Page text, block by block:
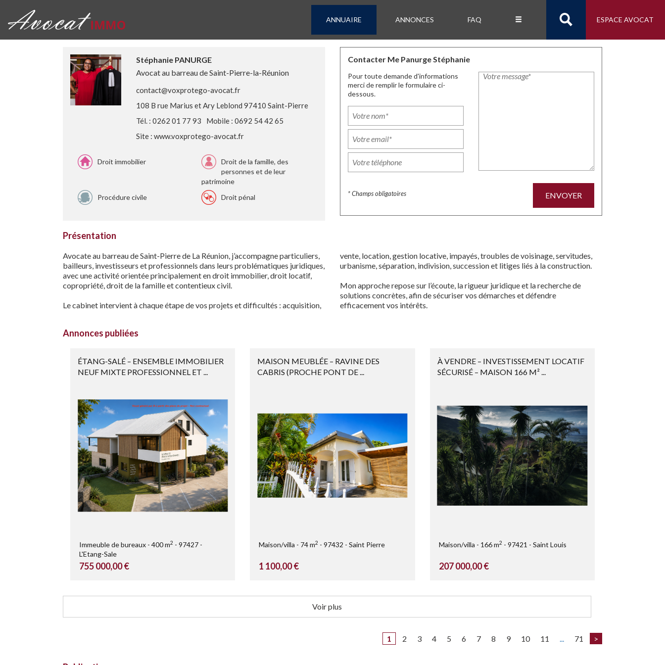
ANNUAIRE ANNONCES FAQ ESPACE AVOCAT
Stéphanie PANURGE
Avocat au barreau de Saint-Pierre-la-Réunion
contact@voxprotego-avocat.fr
108 B rue Marius et Ary Leblond 97410 Saint-Pierre
Tél. : 0262 01 77 93
Mobile : 0692 54 42 65
Site : www.voxprotego-avocat.fr
Droit immobilier
Droit de la famille, des
personnes et de leur
patrimoine
Procédure civile
Droit pénal
Contacter Me Panurge Stéphanie
Pour toute demande d'informations
merci de remplir le formulaire ci-
dessous.
* Champs obligatoires ENVOYER
Présentation
Avocate au barreau de Saint-Pierre de La Réunion, j’accompagne particuliers,
bailleurs, investisseurs et professionnels dans leurs problématiques juridiques,
avec une activité orientée principalement en droit immobilier, droit locatif,
copropriété, droit de la famille et contentieux civil.
Le cabinet intervient à chaque étape de vos projets et difficultés : acquisition,
vente, location, gestion locative, impayés, troubles de voisinage, servitudes,
urbanisme, séparation, indivision, succession et litiges liés à la construction.
Mon approche repose sur l’écoute, la rigueur juridique et la recherche de
solutions concrètes, afin de sécuriser vos démarches et défendre
efficacement vos intérêts.
Annonces publiées
ÉTANG-SALÉ – ENSEMBLE IMMOBILIER
NEUF MIXTE PROFESSIONNEL ET ...
Immeuble de bureaux 400 m2
97427
L'Etang-Sale
755 000,00 €
MAISON MEUBLÉE – RAVINE DES
CABRIS (PROCHE PONT DE ...
Maison/villa 74 m2 97432 Saint Pierre
1 100,00 €
À VENDRE – INVESTISSEMENT LOCATIF
SÉCURISÉ – MAISON 166 M² ...
Maison/villa 166 m2 97421 Saint Louis
207 000,00 €
Voir plus
1 2 3 4 5 6 7 8 9 10 11 ... 71 >